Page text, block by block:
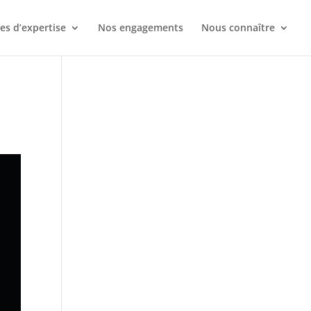
d’expertise Nos engagements Nous connaître